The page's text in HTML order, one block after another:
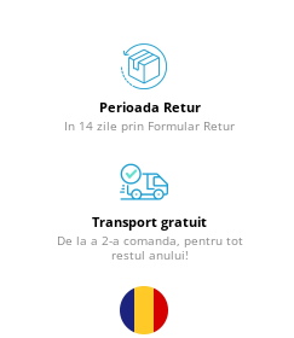
Perioada Retur
In 14 zile prin Formular Retur
Transport gratuit
De la a 2-a comanda, pentru tot
restul anului!